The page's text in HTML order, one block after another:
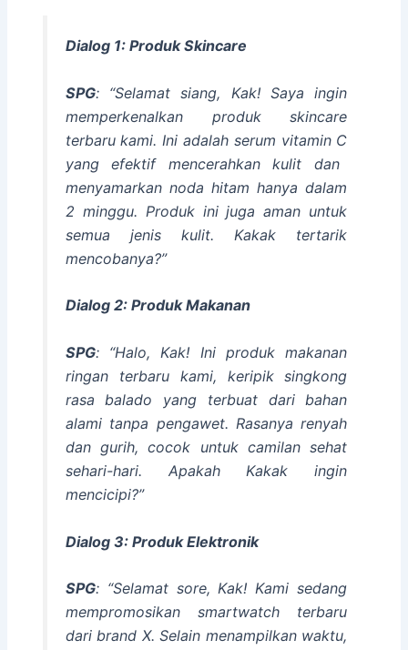
Dialog 1: Produk Skincare
SPG: “Selamat siang, Kak! Saya ingin
memperkenalkan produk skincare
terbaru kami. Ini adalah serum vitamin C
yang efektif mencerahkan kulit dan
menyamarkan noda hitam hanya dalam
2 minggu. Produk ini juga aman untuk
semua jenis kulit. Kakak tertarik
mencobanya?”
Dialog 2: Produk Makanan
SPG: “Halo, Kak! Ini produk makanan
ringan terbaru kami, keripik singkong
rasa balado yang terbuat dari bahan
alami tanpa pengawet. Rasanya renyah
dan gurih, cocok untuk camilan sehat
sehari-hari. Apakah Kakak ingin
mencicipi?”
Dialog 3: Produk Elektronik
SPG: “Selamat sore, Kak! Kami sedang
mempromosikan smartwatch terbaru
dari brand X. Selain menampilkan waktu,